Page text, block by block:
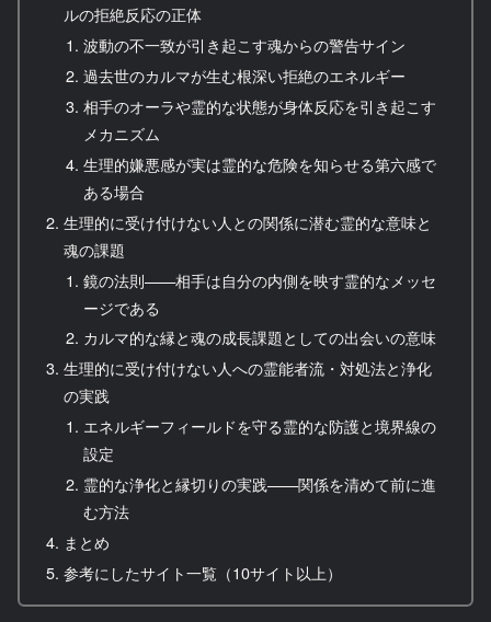
ルの拒絶反応の正体
波動の不一致が引き起こす魂からの警告サイン
過去世のカルマが生む根深い拒絶のエネルギー
相手のオーラや霊的な状態が身体反応を引き起こす
メカニズム
生理的嫌悪感が実は霊的な危険を知らせる第六感で
ある場合
生理的に受け付けない人との関係に潜む霊的な意味と
魂の課題
鏡の法則——相手は自分の内側を映す霊的なメッセ
ージである
カルマ的な縁と魂の成長課題としての出会いの意味
生理的に受け付けない人への霊能者流・対処法と浄化
の実践
エネルギーフィールドを守る霊的な防護と境界線の
設定
霊的な浄化と縁切りの実践——関係を清めて前に進
む方法
まとめ
参考にしたサイト一覧（10サイト以上）